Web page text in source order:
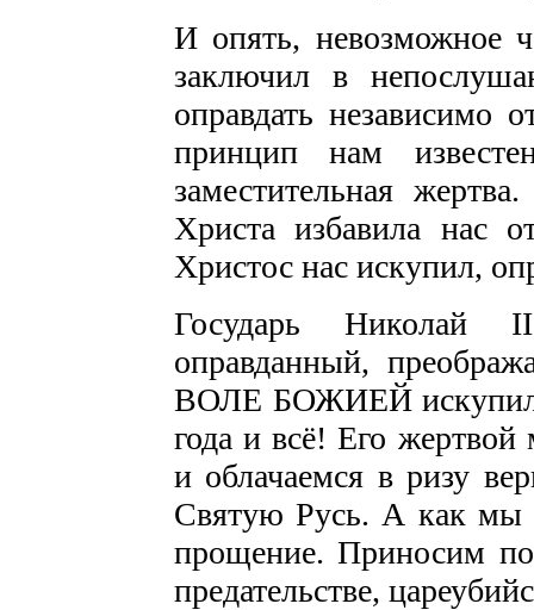
И опять, невозможное
заключил в
оправдать независимо
принцип нам
заместительная
Христа избавила нас
Христос нас искупил,
Государь Николай
оправданный,
ВОЛЕ БОЖИЕЙ искупил
года и всё! Его
и облачаемся в ризу
Святую Русь. А как мы
прощение. Приносим
предательстве,